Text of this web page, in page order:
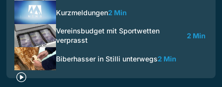
Kurzmeldungen2 Min
Vereinsbudget mit Sportwetten
verprasst
2 Min
Biberhasser in Stilli unterwegs2 Min